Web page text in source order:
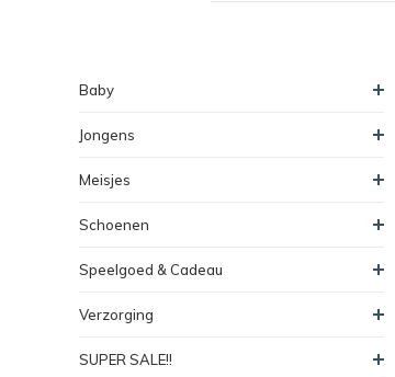
Baby
Jongens
Meisjes
Schoenen
Speelgoed & Cadeau
Verzorging
SUPER SALE!!